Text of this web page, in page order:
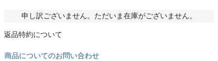
申し訳ございません。ただいま在庫がございません。
返品特約について
商品についてのお問い合わせ